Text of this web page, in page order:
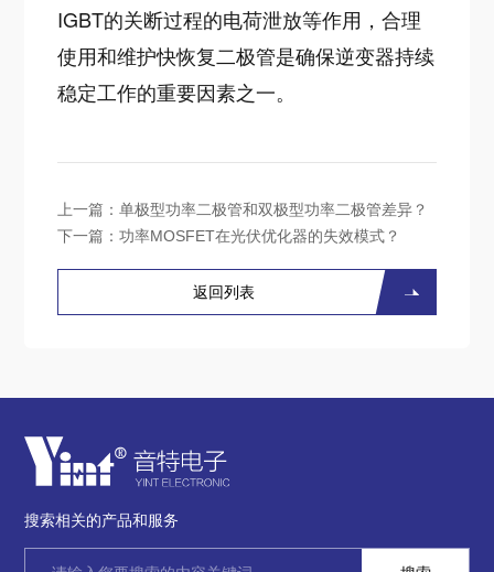
IGBT的关断过程的电荷泄放等作用，合理
使用和维护快恢复二极管是确保逆变器持续
稳定工作的重要因素之一。
上一篇：单极型功率二极管和双极型功率二极管差异？
下一篇：功率MOSFET在光伏优化器的失效模式？
返回列表
搜索相关的产品和服务